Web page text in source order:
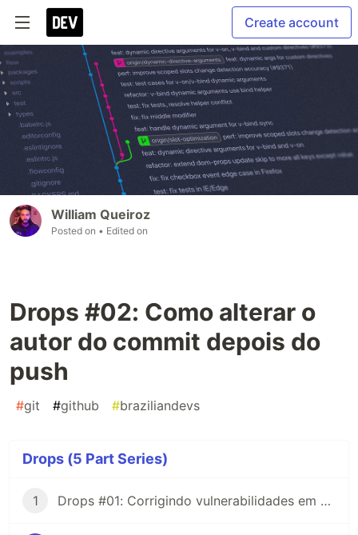
Create account
William Queiroz
Posted on • Edited on
Drops #02: Como alterar o
autor do commit depois do
push
#git #github #braziliandevs
Drops (5 Part Series)
1 Drops #01: Corrigindo vulnerabilidades em dependências com Yarn! (ou quase)